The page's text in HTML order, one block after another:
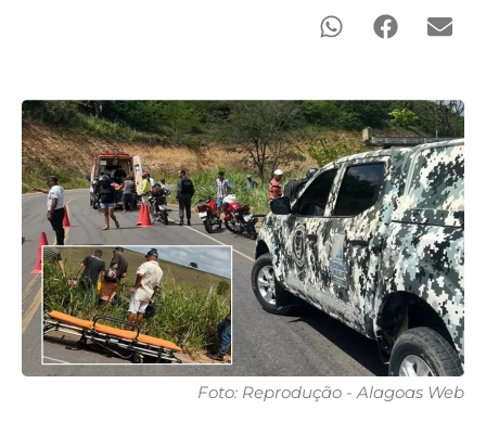
Foto: Reprodução - Alagoas Web